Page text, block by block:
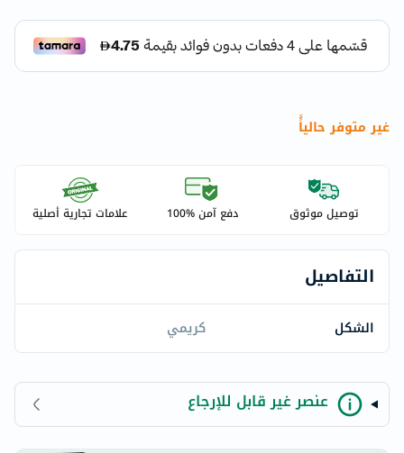
غير متوفر حالياًً
توصيل موثوق دفع آمن %100 علامات تجارية أصلية
التفاصيل
الشكل كريمي
عنصر غير قابل للإرجاع